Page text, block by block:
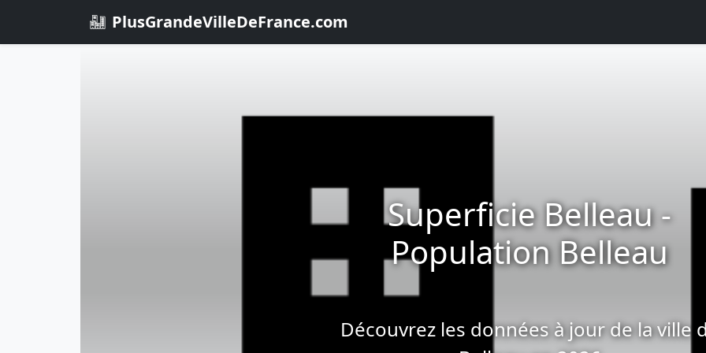
PlusGrandeVilleDeFrance.com
Superficie Belleau -
Population Belleau
Découvrez les données à jour de la ville